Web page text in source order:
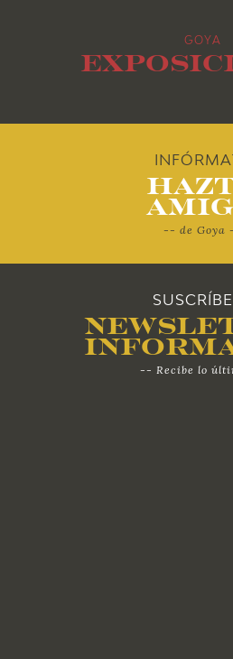
2012
GOYA
-- de Goya
-- Recibe lo